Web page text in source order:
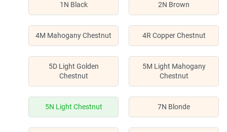
1N Black 2N Brown
4M Mahogany Chestnut 4R Copper Chestnut
5D Light Golden
Chestnut
5M Light Mahogany
Chestnut
5N Light Chestnut 7N Blonde